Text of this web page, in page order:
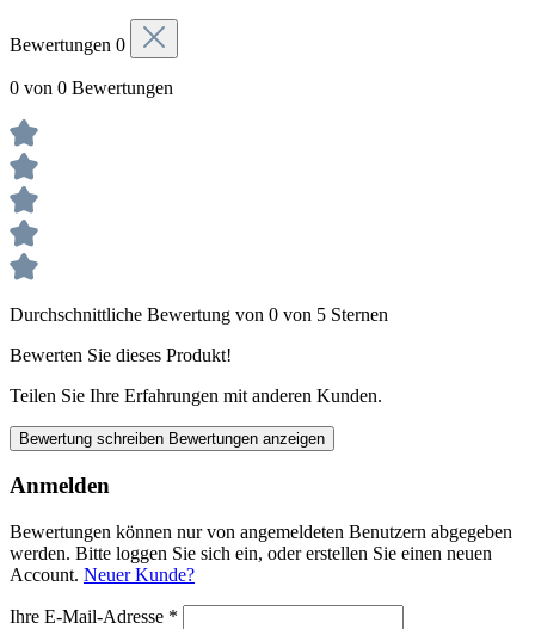
Bewertungen 0
0 von 0 Bewertungen
Durchschnittliche Bewertung von 0 von 5 Sternen
Bewerten Sie dieses Produkt!
Teilen Sie Ihre Erfahrungen mit anderen Kunden.
Bewertung schreiben Bewertungen anzeigen
Anmelden
Bewertungen können nur von angemeldeten Benutzern abgegeben
werden. Bitte loggen Sie sich ein, oder erstellen Sie einen neuen
Account. Neuer Kunde?
Ihre E-Mail-Adresse *